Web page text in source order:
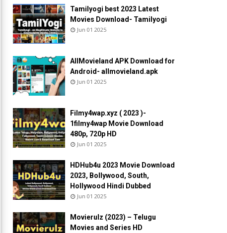
Tamilyogi best 2023 Latest
Movies Download- Tamilyogi
Jun 01 2025
AllMovieland APK Download for
Android- allmovieland.apk
Jun 01 2025
Filmy4wap.xyz ( 2023 )-
1filmy4wap Movie Download
480p, 720p HD
Jun 01 2025
HDHub4u 2023 Movie Download
2023, Bollywood, South,
Hollywood Hindi Dubbed
Jun 01 2025
Movierulz (2023) – Telugu
Movies and Series HD